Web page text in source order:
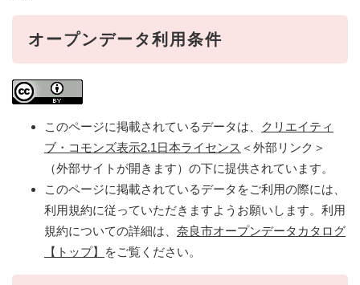
オープンデータ利用条件
このページに掲載されているデータは、
クリエイティ
ブ・コモンズ表示2.1日本ライセンス ＜外部リンク＞
（外部サイトが開きます）の下に提供されています。
このページに掲載されているデータをご利用の際には、
利用規約に従っていただきますようお願いします。利用
規約についての詳細は、 奈良市オープンデータカタログ
【トップ】
をご覧ください。